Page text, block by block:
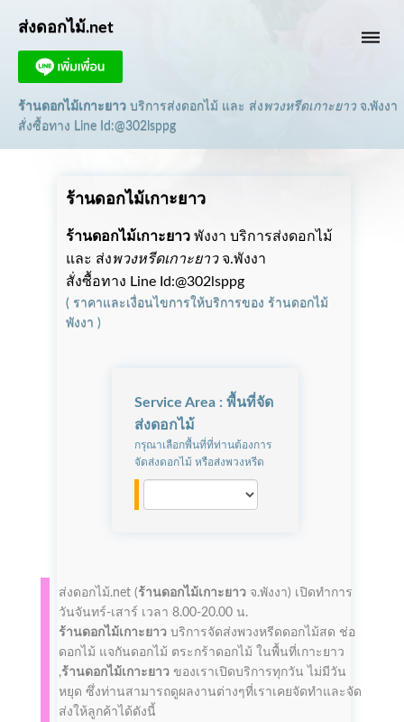
dehaze
ส่งดอกไม้.net
ร้านดอกไม้เกาะยาว บริการส่งดอกไม้ และ ส่ง พวงหรีดเกาะยาว จ.พังงา
สั่งซื้อทาง Line Id:@302lsppg
ร้านดอกไม้เกาะยาว
ร้านดอกไม้เกาะยาว พังงา บริการส่งดอกไม้
และ ส่งพวงหรีดเกาะยาวจ.พังงา
สั่งซื้อทาง Line Id:@302lsppg
( ราคาและเงื่อนไขการให้บริการของ ร้านดอกไม้
พังงา )
Service Area : พื้นที่จัด
ส่งดอกไม้
กรุณาเลือกพื้นที่ที่ท่านต้องการ
จัดส่งดอกไม้ หรือส่งพวงหรีด
ส่งดอกไม้.net (ร้านดอกไม้เกาะยาวจ.พังงา) เปิดทำการ
วันจันทร์-เสาร์ เวลา 8.00-20.00 น.
ร้านดอกไม้เกาะยาวบริการจัดส่งพวงหรีดดอกไม้สด ช่อ
ดอกไม้ แจกันดอกไม้ ตระกร้าดอกไม้ ในพื้นที่เกาะยาว
,ร้านดอกไม้เกาะยาวของเราเปิดบริการทุกวัน ไม่มีวัน
หยุด ซึ่งท่านสามารถดูผลงานต่างๆที่เราเคยจัดทำและจัด
ส่งให้ลูกค้าได้ดังนี้